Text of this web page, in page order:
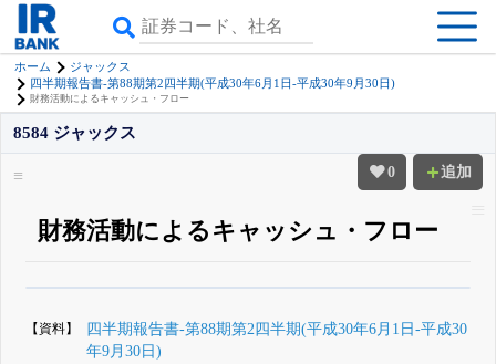
ホーム
ジャックス
四半期報告書-第88期第2四半期(平成30年6月1日-平成30年9月30日)
財務活動によるキャッシュ・フロー
0 追加
8584 ジャックス
財務活動によるキャッシュ・フロー
詳しく見られる無料でβ版をはじめる
登録すると永久30%OFFと米株版の先行利用も付きます
【資料】
四半期報告書-第88期第2四半期(平成30年6月1日-平成30
年9月30日)